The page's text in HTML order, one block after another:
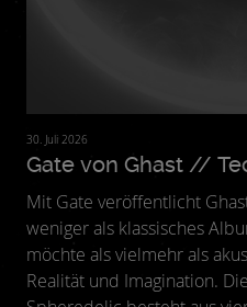
30. Juli 2026
Gate von Ghast //
Mit Gate veröffentlicht
weniger als klassisches
möchte als vielmehr als
Realität und Imagination.